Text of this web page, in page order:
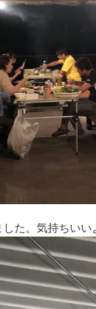
た。気持ちいい